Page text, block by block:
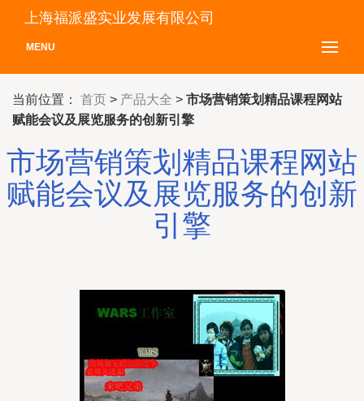
上海福派盛实业发展有限公司
MENU
当前位置： 首页 > 产品大全 > 市场营销策划精品课程网站
赋能会议及展览服务的创新引擎
市场营销策划精品课程网站
赋能会议及展览服务的创新
引擎